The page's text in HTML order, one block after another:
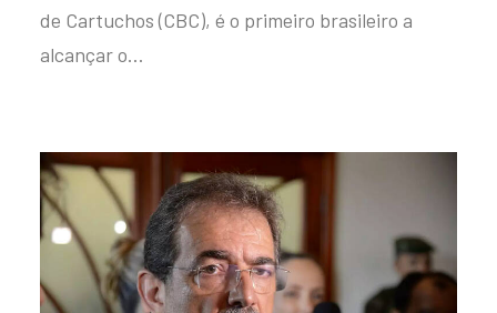
de Cartuchos (CBC), é o primeiro brasileiro a
alcançar o…